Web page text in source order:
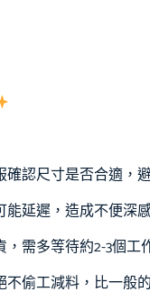
認尺寸是否合適，
延遲，造成不便深
需多等待約2-3個
偷工減料，比一般